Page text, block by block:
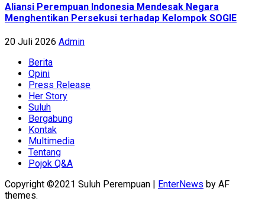
Aliansi Perempuan Indonesia Mendesak Negara
Menghentikan Persekusi terhadap Kelompok SOGIE
20 Juli 2026 Admin
Berita
Opini
Press Release
Her Story
Suluh
Bergabung
Kontak
Multimedia
Tentang
Pojok Q&A
Copyright ©2021 Suluh Perempuan
EnterNews by AF
themes.